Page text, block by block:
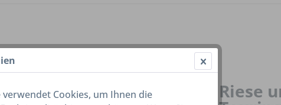
Riese
verwendet Cookies, um Ihnen die